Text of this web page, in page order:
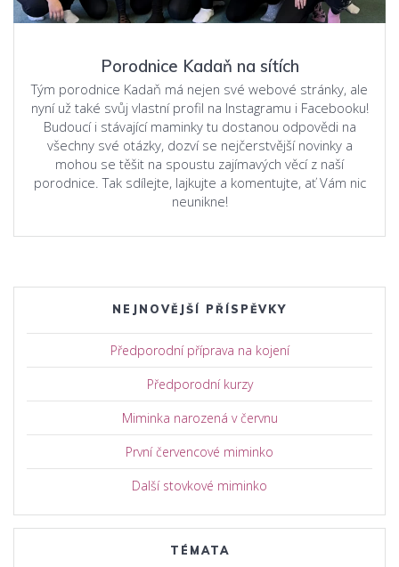
Porodnice Kadaň na sítích
Tým porodnice Kadaň má nejen své webové stránky, ale
nyní už také svůj vlastní profil na Instagramu i Facebooku!
Budoucí i stávající maminky tu dostanou odpovědi na
všechny své otázky, dozví se nejčerstvější novinky a
mohou se těšit na spoustu zajímavých věcí z naší
porodnice. Tak sdílejte, lajkujte a komentujte, ať Vám nic
neunikne!
NEJNOVĚJŠÍ PŘÍSPĚVKY
Předporodní příprava na kojení
Předporodní kurzy
Miminka narozená v červnu
První červencové miminko
Další stovkové miminko
TÉMATA